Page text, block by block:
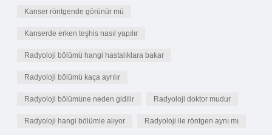
Kanser röntgende görünür mü
Kanserde erken teşhis nasıl yapılır
Radyoloji bölümü hangi hastalıklara bakar
Radyoloji bölümü kaça ayrılır
Radyoloji bölümüne neden gidilir Radyoloji doktor mudur
Radyoloji hangi bölümle alıyor Radyoloji ile röntgen aynı mı